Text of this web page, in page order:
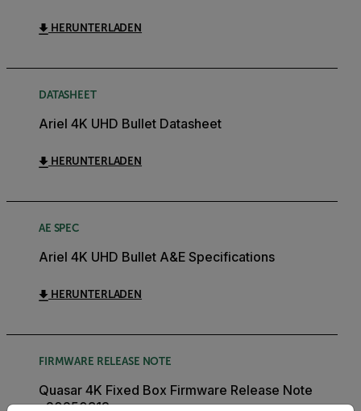
HERUNTERLADEN
DATASHEET
Ariel 4K UHD Bullet Datasheet
HERUNTERLADEN
AE SPEC
Ariel 4K UHD Bullet A&E Specifications
HERUNTERLADEN
FIRMWARE RELEASE NOTE
Quasar 4K Fixed Box Firmware Release Note
v20250813